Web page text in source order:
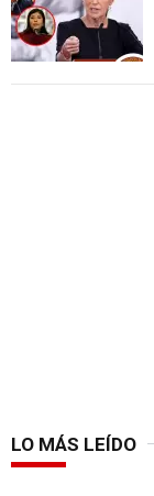
LO MÁS LEÍDO